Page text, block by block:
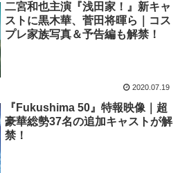
二宮和也主演『浅田家！』新キャ
ストに黒木華、菅田将暉ら｜コス
プレ家族写真＆予告編も解禁！
2020.07.19
『Fukushima 50』特報映像｜超
豪華総勢37名の追加キャストが解
禁！